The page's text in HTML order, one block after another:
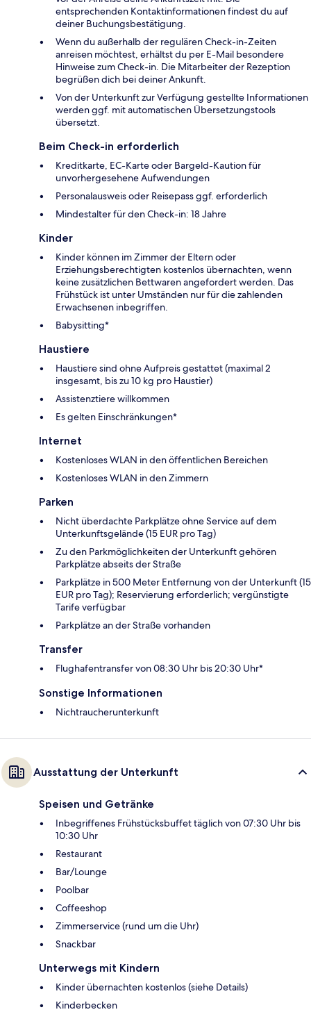
entsprechenden Kontaktinformationen findest du auf
deiner Buchungsbestätigung.
Wenn du außerhalb der regulären Check-in-Zeiten
anreisen möchtest, erhältst du per E-Mail besondere
Hinweise zum Check-in. Die Mitarbeiter der Rezeption
begrüßen dich bei deiner Ankunft.
Von der Unterkunft zur Verfügung gestellte Informationen
werden ggf. mit automatischen Übersetzungstools
übersetzt.
Beim Check-in erforderlich
Kreditkarte, EC-Karte oder Bargeld-Kaution für
unvorhergesehene Aufwendungen
Personalausweis oder Reisepass ggf. erforderlich
Mindestalter für den Check-in: 18 Jahre
Kinder
Kinder können im Zimmer der Eltern oder
Erziehungsberechtigten kostenlos übernachten, wenn
keine zusätzlichen Bettwaren angefordert werden. Das
Frühstück ist unter Umständen nur für die zahlenden
Erwachsenen inbegriffen.
Babysitting*
Haustiere
Haustiere sind ohne Aufpreis gestattet (maximal 2
insgesamt, bis zu 10 kg pro Haustier)
Assistenztiere willkommen
Es gelten Einschränkungen*
Internet
Kostenloses WLAN in den öffentlichen Bereichen
Kostenloses WLAN in den Zimmern
Parken
Nicht überdachte Parkplätze ohne Service auf dem
Unterkunftsgelände (15 EUR pro Tag)
Zu den Parkmöglichkeiten der Unterkunft gehören
Parkplätze abseits der Straße
Parkplätze in 500 Meter Entfernung von der Unterkunft (15
EUR pro Tag); Reservierung erforderlich; vergünstigte
Tarife verfügbar
Parkplätze an der Straße vorhanden
Transfer
Flughafentransfer von 08:30 Uhr bis 20:30 Uhr*
Sonstige Informationen
Nichtraucherunterkunft
Ausstattung der Unterkunft
Speisen und Getränke
Inbegriffenes Frühstücksbuffet täglich von 07:30 Uhr bis
10:30 Uhr
Restaurant
Bar/Lounge
Poolbar
Coffeeshop
Zimmerservice (rund um die Uhr)
Snackbar
Unterwegs mit Kindern
Kinder übernachten kostenlos (siehe Details)
Kinderbecken